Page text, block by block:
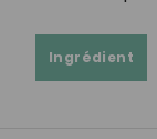
Ingrédient